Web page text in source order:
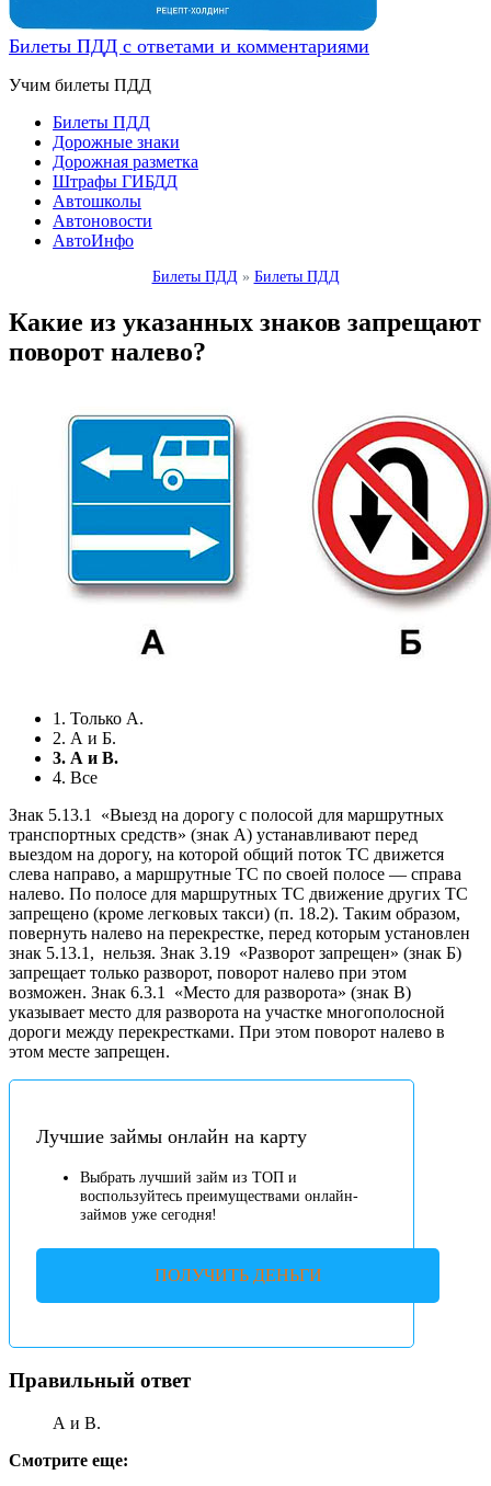
Билеты ПДД с ответами и комментариями
Учим билеты ПДД
Билеты ПДД
Дорожные знаки
Дорожная разметка
Штрафы ГИБДД
Автошколы
Автоновости
АвтоИнфо
Билеты ПДД » Билеты ПДД
Какие из указанных знаков запрещают
поворот налево?
1. Только А.
2. А и Б.
3. А и В.
4. Все
Знак 5.13.1
«Выезд на дорогу с полосой для маршрутных
транспортных средств» (знак А) устанавливают перед
выездом на дорогу, на которой общий поток ТС движется
слева направо, а маршрутные ТС по своей полосе — справа
налево. По полосе для маршрутных ТС движение других ТС
запрещено (кроме легковых такси) (п. 18.2). Таким образом,
повернуть налево на перекрестке, перед которым установлен
знак 5.13.1, нельзя. Знак 3.19 «Разворот запрещен» (знак Б)
запрещает только разворот, поворот налево при этом
возможен. Знак 6.3.1
«Место для разворота» (знак В)
указывает место для разворота на участке многополосной
дороги между перекрестками. При этом поворот налево в
этом месте запрещен.
Лучшие займы онлайн на карту
Выбрать лучший займ из ТОП и
воспользуйтесь преимуществами онлайн-
займов уже сегодня!
ПОЛУЧИТЬ ДЕНЬГИ
Правильный ответ
А и В.
Смотрите еще: